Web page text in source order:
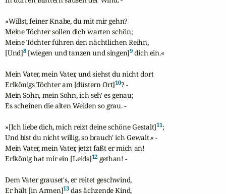
»Willst, feiner Knabe, du mit mir gehn?
Meine Töchter sollen dich warten schön;
Meine Töchter führen den nächtlichen Reihn,
[Und]8 [wiegen und tanzen und singen]9 dich ein.«
Mein Vater, mein Vater, und siehst du nicht dort
Erlkönigs Töchter am [düstern Ort]10? -
Mein Sohn, mein Sohn, ich seh' es genau;
Es scheinen die alten Weiden so grau. -
»[Ich liebe dich, mich reizt deine schöne Gestalt]11;
Und bist du nicht willig, so brauch' ich Gewalt.« -
Mein Vater, mein Vater, jetzt faßt er mich an!
Erlkönig hat mir ein [Leids]12 gethan! -
Dem Vater grauset's, er reitet geschwind,
Er hält [in Armen]13 das ächzende Kind,